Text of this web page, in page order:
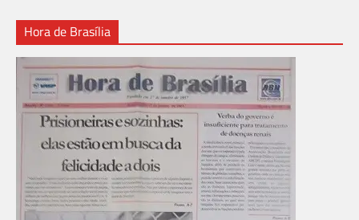
Hora de Brasília